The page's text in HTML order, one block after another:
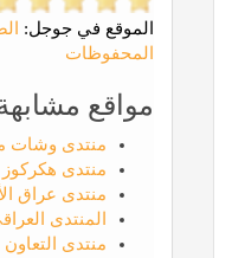
الموقع في جوجل:
المحفوظات
مواقع
منتدى وشات
منتدى
منتدى عراق
المنتدى
منتدى